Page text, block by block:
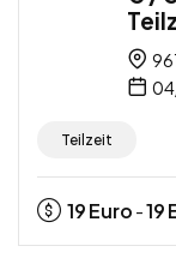
Teilzeit
19Euro -19